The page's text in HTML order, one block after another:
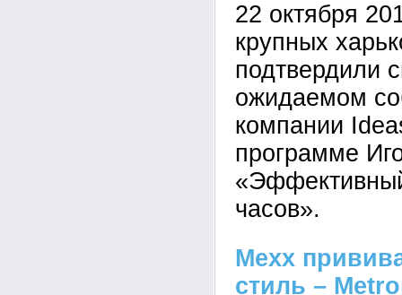
22 октября
крупных
подтвердили
ожидаемом
компании
программе
часов».
Mexx
стиль –